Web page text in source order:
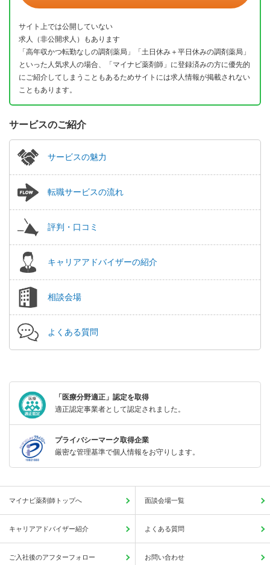
サイト上では公開していない
求人（非公開求人）もあります
「高年収かつ転勤なしの調剤薬局」「土日休み＋平日休みの調剤薬局」
といった人気求人の場合、「マイナビ薬剤師」に登録済みの方に優先的
にご紹介してしまうこともあるためサイトには求人情報が掲載されない
こともあります。
サービスのご紹介
サービスの魅力
転職サービスの流れ
評判・口コミ
キャリアアドバイザーの紹介
相談会場
よくある質問
「医療分野適正」認定を取得
適正認定事業者として認定されました。
プライバシーマーク取得企業
厳密な管理基準で個人情報をお守りします。
マイナビ薬剤師トップへ 面談会場一覧
キャリアアドバイザー紹介 よくある質問
ご入社後のアフターフォロー お問い合わせ